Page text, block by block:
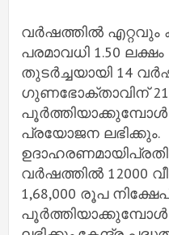
വര്‍ഷത്തില്‍
പരമാവധി 1.50
തുടര്‍ച്ചയായി 14
ഗുണഭോക്താവിന്
പ്രയോജന ലഭിക്കും.
വര്‍ഷത്തില്‍ 12000
1,68,000 രൂപ
പൂര്‍ത്തിയാക്കുമ്പോൾ